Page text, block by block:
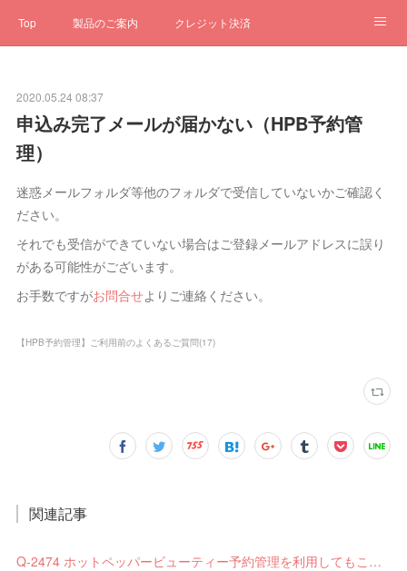
Top 製品のご案内 クレジット決済
クローゼット
2020.05.24 08:37
申込み完了メールが届かない（HPB予約管
理）
迷惑メールフォルダ等他のフォルダで受信していないかご確認く
ださい。
それでも受信ができていない場合はご登録メールアドレスに誤り
がある可能性がございます。
お手数ですがお問合せよりご連絡ください。
【HPB予約管理】ご利用前のよくあるご質問(17)
関連記事
Q-2474 ホットペッパービューティー予約管理を利用してもこれまで通りサロンボードからお客様へのメールは届きますか？